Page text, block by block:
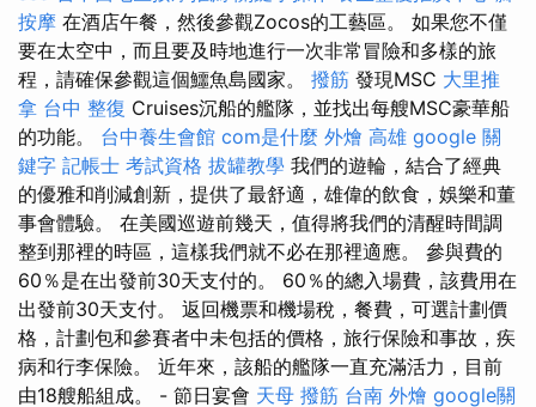
按摩 在酒店午餐，然後參觀Zocos的工藝區。 如果您不僅
要在太空中，而且要及時地進行一次非常冒險和多樣的旅
程，請確保參觀這個鱷魚島國家。 撥筋 發現MSC 大里推
拿 台中 整復 Cruises沉船的艦隊，並找出每艘MSC豪華船
的功能。 台中養生會館 com是什麼 外燴 高雄 google 關
鍵字 記帳士 考試資格 拔罐教學 我們的遊輪，結合了經典
的優雅和削減創新，提供了最舒適，雄偉的飲食，娛樂和董
事會體驗。 在美國巡遊前幾天，值得將我們的清醒時間調
整到那裡的時區，這樣我們就不必在那裡適應。 參與費的
60％是在出發前30天支付的。 60％的總入場費，該費用在
出發前30天支付。 返回機票和機場稅，餐費，可選計劃價
格，計劃包和參賽者中未包括的價格，旅行保險和事故，疾
病和行李保險。 近年來，該船的艦隊一直充滿活力，目前
由18艘船組成。 - 節日宴會 天母 撥筋 台南 外燴 google關